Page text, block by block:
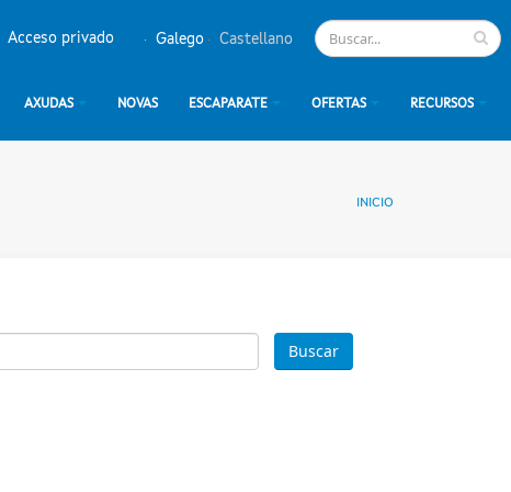
Galego Castellano
Acceso privado
AXUDAS NOVAS ESCAPARATE OFERTAS RECURSOS
INICIO